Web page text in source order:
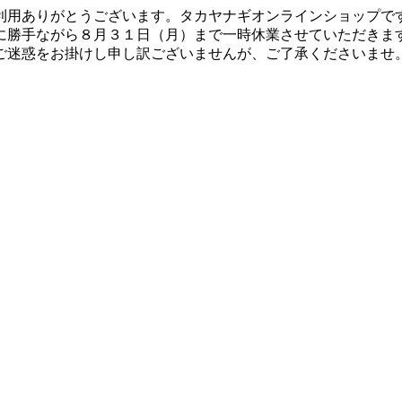
用ありがとうございます。タカヤナギオンラインショップで
勝手ながら８月３１日（月）まで一時休業させていただきま
迷惑をお掛けし申し訳ございませんが、ご了承くださいませ。